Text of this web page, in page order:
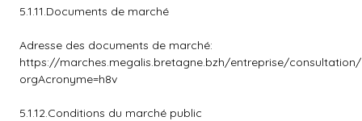
5.1.11.Documents de marché
Adresse des documents de marché:
https://marches.megalis.bretagne.bzh/entreprise/consultation/
orgAcronyme=h8v
5.1.12.Conditions du marché public